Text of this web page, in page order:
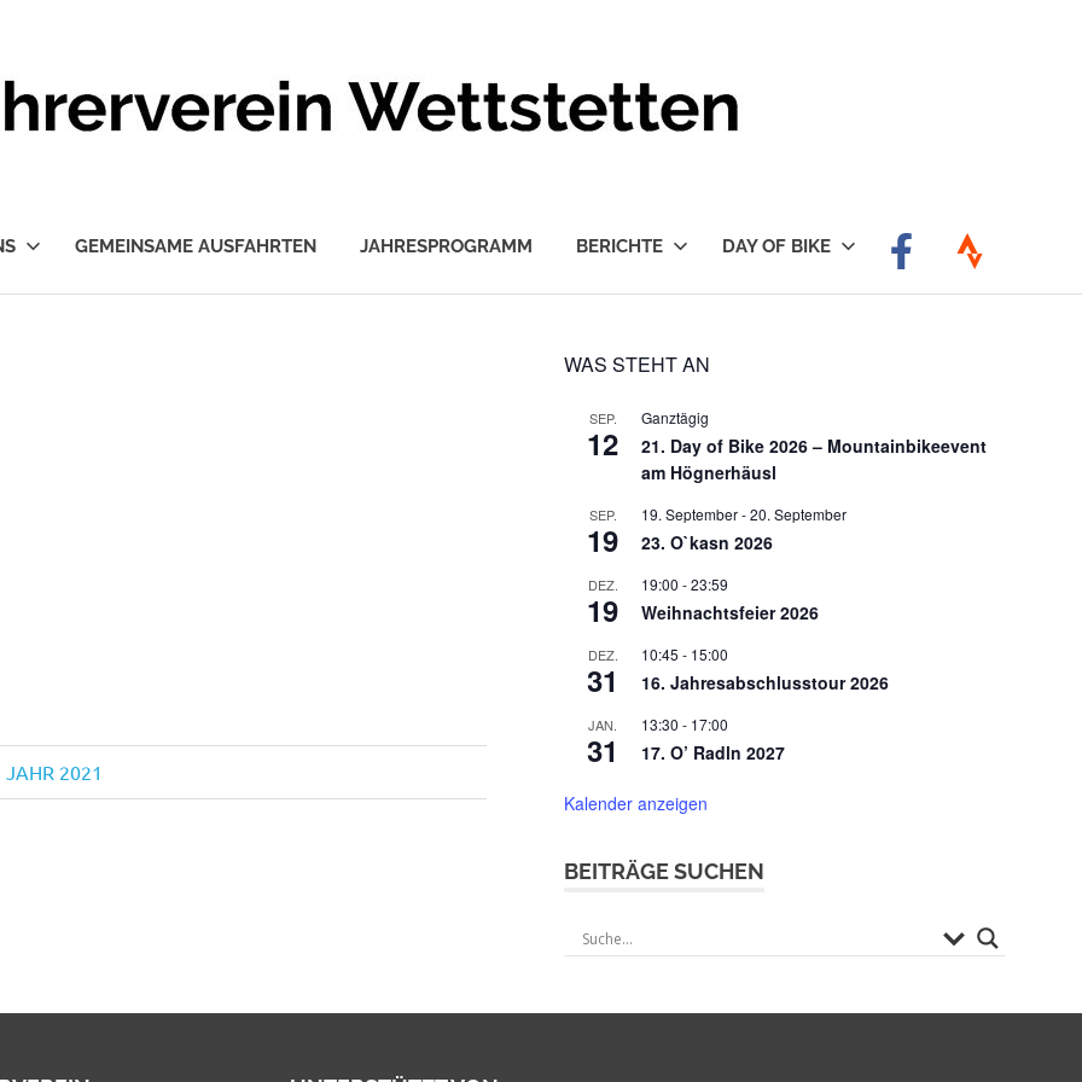
GEMEINSAME AUSFAHRTEN JAHRESPROGRAMM BERICHTE DAY OF BIKE
JAHR 2021
WAS STEHT AN
SEP.
12
Ganztägig
21. Day of Bike 2026 – Mountainbikeevent
am Högnerhäusl
SEP.
19
19. September-20. September
23. O`kasn 2026
DEZ.
19
19:00 -23:59
Weihnachtsfeier 2026
DEZ.
31
10:45 - 15:00
16. Jahresabschlusstour 2026
JAN.
31
13:30 - 17:00
17. O’ Radln 2027
Kalender anzeigen
BEITRÄGE SUCHEN